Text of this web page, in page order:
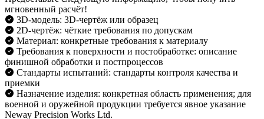
мгновенный расчёт!
3D-модель: 3D-чертёж или образец
2D-чертёж: чёткие требования по допускам
Материал: конкретные требования к материалу
Требования к поверхности и постобработке: описание
финишной обработки и постпроцессов
Стандарты испытаний: стандарты контроля качества и
приемки
Назначение изделия: конкретная область применения; для
военной и оружейной продукции требуется явное указание
Neway Precision Works Ltd.